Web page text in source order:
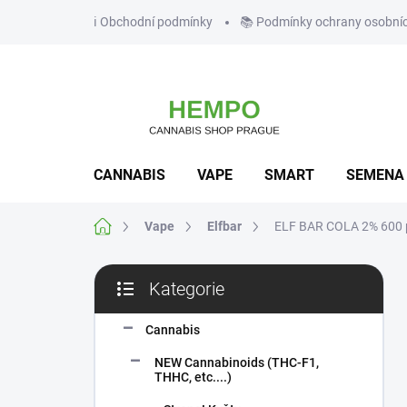
ℹ️ Obchodní podmínky 📚 Podmínky ochrany
CANNABIS VAPE SMART
Domů Vape Elfbar ELF BAR COLA 2%
P
s
kategorie
Kategorie
Cannabis
NEW Cannabinoids (THC-F1,
THHC, etc....)